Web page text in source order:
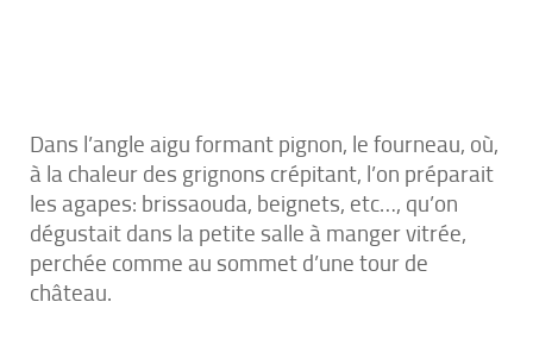
Dans l’angle aigu formant pignon, le fourneau, où,
à la chaleur des grignons crépitant, l’on préparait
les agapes: brissaouda, beignets, etc…, qu’on
dégustait dans la petite salle à manger vitrée,
perchée comme au sommet d’une tour de
château.